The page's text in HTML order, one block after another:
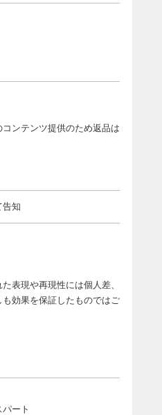
ンテンツ提供のため返品は承って
告知
表現や再現性には個人差、個体差
効果を保証したものではございま
ート